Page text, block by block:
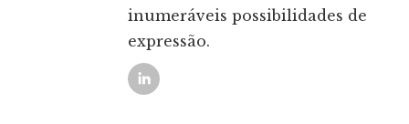
inumeráveis possibilidades de
expressão.